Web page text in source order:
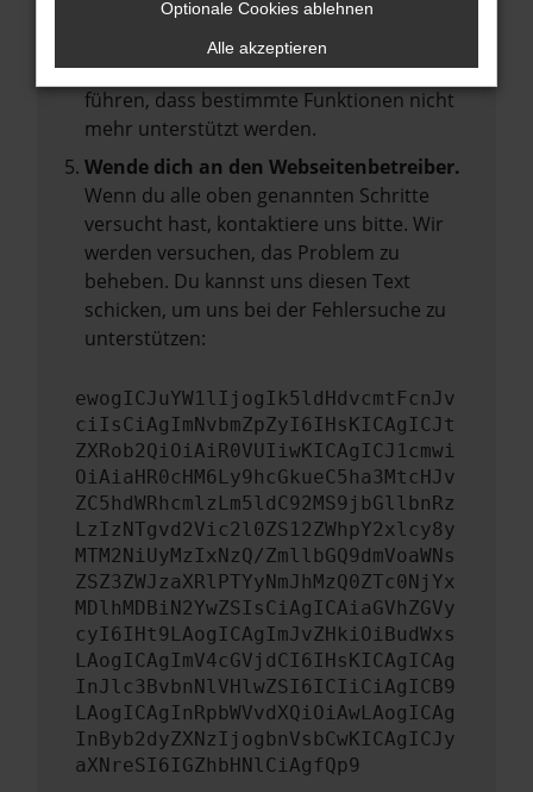
Veraltete Software birgt nicht nur ein
Sicherheitsrisiko, sondern kann auch dazu
führen, dass bestimmte Funktionen nicht
mehr unterstützt werden.
Wende dich an den Webseitenbetreiber.
Wenn du alle oben genannten Schritte
versucht hast, kontaktiere uns bitte. Wir
werden versuchen, das Problem zu
beheben. Du kannst uns diesen Text
schicken, um uns bei der Fehlersuche zu
unterstützen:
ewogICJuYW1lIjogIk5ldHdvcmtFcnJv
ciIsCiAgImNvbmZpZyI6IHsKICAgICJt
ZXRob2QiOiAiR0VUIiwKICAgICJ1cmwi
OiAiaHR0cHM6Ly9hcGkueC5ha3MtcHJv
ZC5hdWRhcmlzLm5ldC92MS9jbGllbnRz
LzIzNTgvd2Vic2l0ZS12ZWhpY2xlcy8y
MTM2NiUyMzIxNzQ/ZmllbGQ9dmVoaWNs
ZSZ3ZWJzaXRlPTYyNmJhMzQ0ZTc0NjYx
MDlhMDBiN2YwZSIsCiAgICAiaGVhZGVy
cyI6IHt9LAogICAgImJvZHkiOiBudWxs
LAogICAgImV4cGVjdCI6IHsKICAgICAg
InJlc3BvbnNlVHlwZSI6ICIiCiAgICB9
LAogICAgInRpbWVvdXQiOiAwLAogICAg
InByb2dyZXNzIjogbnVsbCwKICAgICJy
aXNreSI6IGZhbHNlCiAgfQp9
Optionale Cookies ablehnen
Alle akzeptieren